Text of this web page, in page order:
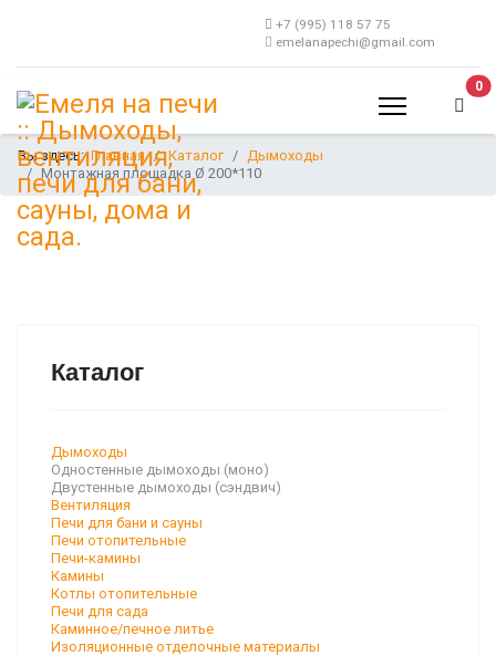
+7 (995) 118 57 75
emelanapechi@gmail.com
0В
Вы здесь:Главная Каталог
Дымоходы
Монтажная площадка Ø 200*110
Каталог
Дымоходы
Одностенные дымоходы (моно)
Двустенные дымоходы (сэндвич)
Вентиляция
Печи для бани и сауны
Печи отопительные
Печи-камины
Камины
Котлы отопительные
Печи для сада
Каминное/печное литье
Изоляционные отделочные материалы